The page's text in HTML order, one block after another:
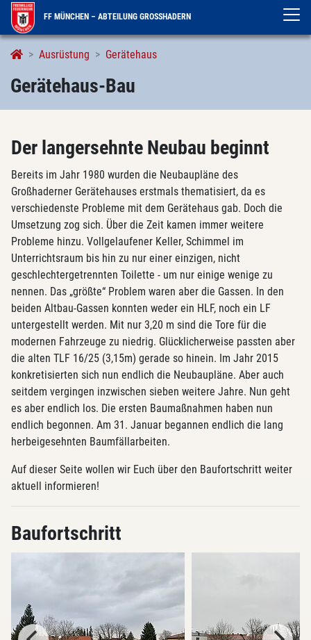
FF MÜNCHEN – ABTEILUNG GROSSHADERN
Ausrüstung Gerätehaus
Gerätehaus-Bau
Gerätehaus-Bau
Der langersehnte Neubau beginnt
Bereits im Jahr 1980 wurden die Neubaupläne des
Großhaderner Gerätehauses erstmals thematisiert, da es
verschiedenste Probleme mit dem Gerätehaus gab. Doch die
Umsetzung zog sich. Über die Zeit kamen immer weitere
Probleme hinzu. Vollgelaufener Keller, Schimmel im
Unterrichtsraum bis hin zu nur einer einzigen, nicht
geschlechtergetrennten Toilette - um nur einige wenige zu
nennen. Das „größte“ Problem waren aber die Gassen. In den
beiden Altbau-Gassen konnten weder ein HLF, noch ein LF
untergestellt werden. Mit nur 3,20 m sind die Tore für die
modernen Fahrzeuge zu niedrig. Glücklicherweise passten aber
die alten TLF 16/25 (3,15m) gerade so hinein. Im Jahr 2015
konkretisierten sich nun endlich die Neubaupläne. Aber auch
seitdem vergingen inzwischen sieben weitere Jahre. Nun geht
es aber endlich los. Die ersten Baumaßnahmen haben nun
endlich begonnen. Am 31. Januar begannen endlich die lang
herbeigesehnten Baumfällarbeiten.
Auf dieser Seite wollen wir Euch über den Baufortschritt weiter
aktuell informieren!
Baufortschritt